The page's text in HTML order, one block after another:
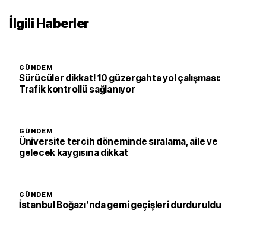
İlgili Haberler
GÜNDEM
Sürücüler dikkat! 10 güzergahta yol çalışması:
Trafik kontrollü sağlanıyor
GÜNDEM
Üniversite tercih döneminde sıralama, aile ve
gelecek kaygısına dikkat
GÜNDEM
İstanbul Boğazı’nda gemi geçişleri durduruldu